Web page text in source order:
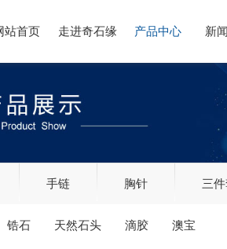
站首页 走进奇石缘 产品中心 新
手链 胸针 三件
锆石 天然石头 滴胶 澳宝